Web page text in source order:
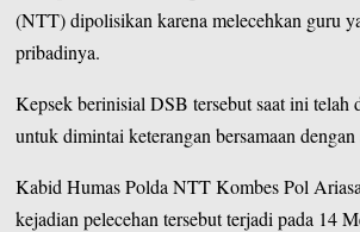
(NTT) dipolisikan karena melecehkan guru
pribadinya.
Kepsek berinisial DSB tersebut saat ini telah
untuk dimintai keterangan bersamaan
Kabid HumasPolda NTTKombes Pol
kejadian pelecehan tersebut terjadi pada 14